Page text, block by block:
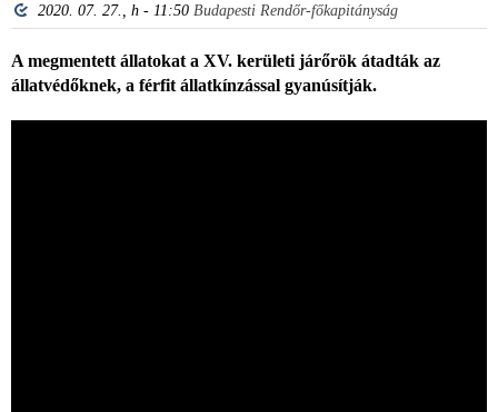
2020. 07. 27., h - 11:50 Budapesti Rendőr-főkapitányság
A megmentett állatokat a XV. kerületi járőrök átadták az
állatvédőknek, a férfit állatkínzással gyanúsítják.